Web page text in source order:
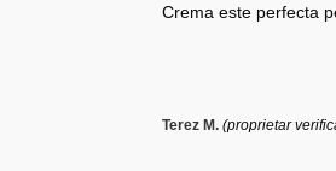
Crema este perfecta
Terez M. (proprietar